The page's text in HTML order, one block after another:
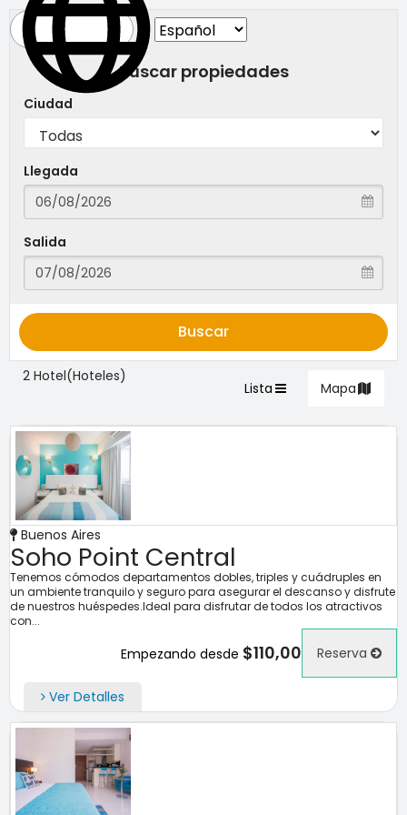
Buscar propiedades
Ciudad
Llegada
Salida
Buscar
2 Hotel(Hoteles)
Lista Mapa
Buenos Aires
Soho Point Central
Tenemos cómodos departamentos dobles, triples y cuádruples en
un ambiente tranquilo y seguro para asegurar el descanso y disfrute
de nuestros huéspedes.Ideal para disfrutar de todos los atractivos
con...
Empezando desde $110,00 Reserva
Ver Detalles